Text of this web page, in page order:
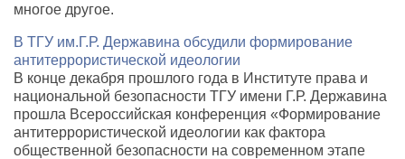
многое другое.
В ТГУ им.Г.Р. Державина обсудили формирование
антитеррористической идеологии
В конце декабря прошлого года в Институте права и
национальной безопасности ТГУ имени Г.Р. Державина
прошла Всероссийская конференция «Формирование
антитеррористической идеологии как фактора
общественной безопасности на современном этапе